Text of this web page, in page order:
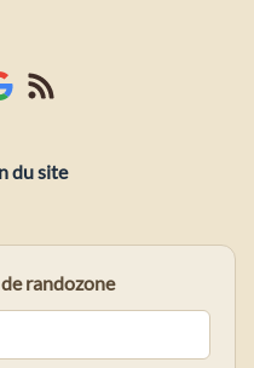
du site
randozone